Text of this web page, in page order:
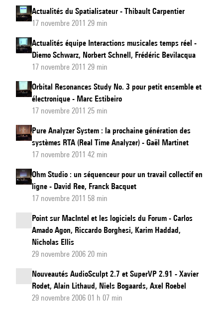
Actualités du Spatialisateur - Thibault Carpentier
17 novembre 2011 29 min
Actualités équipe Interactions musicales temps réel -
Diemo Schwarz, Norbert Schnell, Frédéric Bevilacqua
17 novembre 2011 29 min
Orbital Resonances Study No. 3 pour petit ensemble et
électronique - Marc Estibeiro
17 novembre 2011 25 min
Pure Analyzer System : la prochaine génération des
systèmes RTA (Real Time Analyzer) - Gaël Martinet
17 novembre 2011 42 min
Ohm Studio : un séquenceur pour un travail collectif en
ligne - David Ree, Franck Bacquet
17 novembre 2011 58 min
Point sur MacIntel et les logiciels du Forum - Carlos
Amado Agon, Riccardo Borghesi, Karim Haddad,
Nicholas Ellis
29 novembre 2006 20 min
Nouveautés AudioSculpt 2.7 et SuperVP 2.91 - Xavier
Rodet, Alain Lithaud, Niels Bogaards, Axel Roebel
29 novembre 2006 01 h 07 min